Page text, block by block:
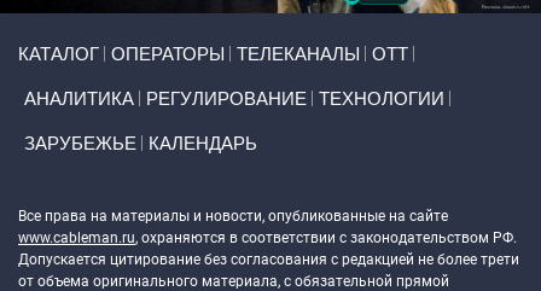
КАТАЛОГ ОПЕРАТОРЫ ТЕЛЕКАНАЛЫ ОТТ
АНАЛИТИКА РЕГУЛИРОВАНИЕ ТЕХНОЛОГИИ
ЗАРУБЕЖЬЕ КАЛЕНДАРЬ
Все права на материалы и новости, опубликованные на сайте
www.cableman.ru, охраняются в соответствии с законодательством РФ.
Допускается цитирование без согласования с редакцией не более трети
от объема оригинального материала, с обязательной прямой